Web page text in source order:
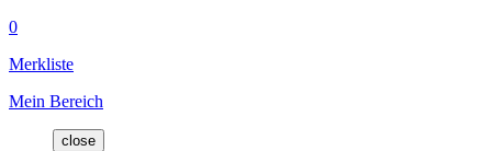
0
Merkliste
Mein Bereich
close